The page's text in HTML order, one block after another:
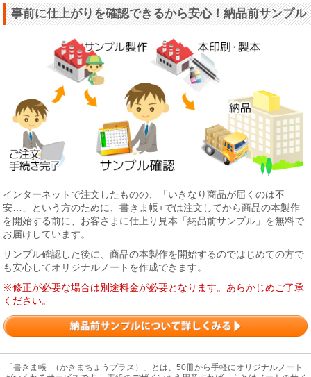
事前に仕上がりを確認できるから安心！納品前サンプル
インターネットで注文したものの、「いきなり商品が届くのは不
安…」という方のために、書きま帳+では注文してから商品の本製作
を開始する前に、お客さまに仕上り見本「納品前サンプル」を無料で
お届けしています。
サンプル確認した後に、商品の本製作を開始するのではじめての方で
も安心してオリジナルノートを作成できます。
※修正が必要な場合は別途料金が必要となります。あらかじめご了承
ください。
「書きま帳+（かきまちょうプラス）」とは、50冊から手軽にオリジナルノート